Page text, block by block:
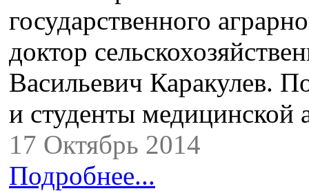
государственного
доктор
Васильевич Каракулев.
и студенты
17 Октябрь 2014
Подробнее...